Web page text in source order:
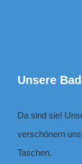
Unsere
Da sind sie!
verschönern
Taschen.